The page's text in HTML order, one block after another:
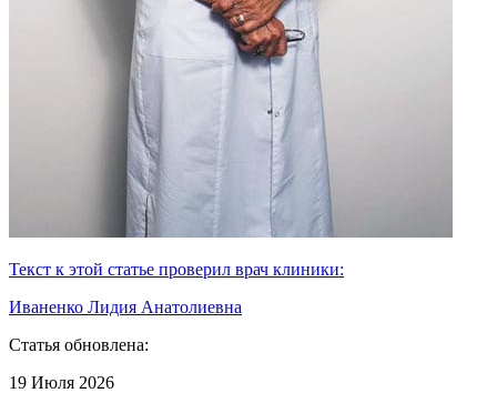
Текст к этой статье проверил врач клиники:
Иваненко Лидия Анатолиевна
Статья обновлена:
19 Июля 2026